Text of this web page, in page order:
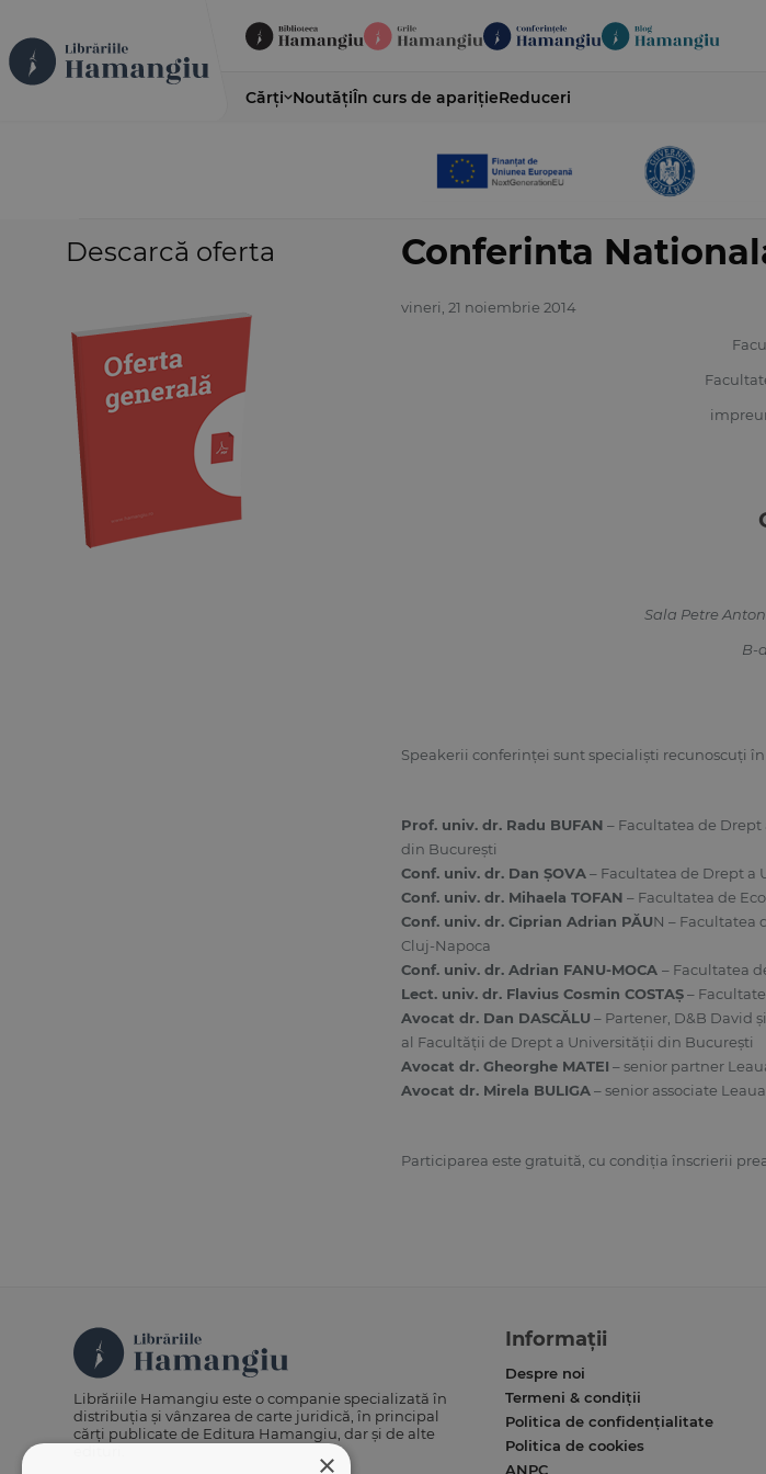
Cărți NoutățiÎn curs de aparițieReduceri
Descarcă oferta Conferinta
vineri, 21 noiembrie 2014
Sala Petre
B-
Speakerii conferinţei sunt specialişti recunoscuţi
Prof. univ. dr. Radu BUFAN – Facultatea de
din Bucureşti
Conf. univ. dr. Dan ŞOVA– Facultatea de Drept a
Conf. univ. dr. Mihaela TOFAN – Facultatea de
Conf. univ. dr. Ciprian Adrian PĂUN – Facultatea
Cluj-Napoca
Conf. univ. dr. Adrian FANU-MOCA – Facultatea
Lect. univ. dr. Flavius Cosmin COSTAŞ–
Avocat dr. Dan DASCĂLU – Partener, D&B David
al Facultăţii de Drept a Universităţii din Bucureşti
Avocat dr. Gheorghe MATEI – senior partner
Avocat dr. Mirela BULIGA– senior associate
Participarea este gratuită, cu condiţia înscrierii
×
Librăriile Hamangiu este o companie specializată în
distribuția și vânzarea de carte juridică, în principal
cărți publicate de Editura Hamangiu, dar și de alte
Informații
Despre noi
Termeni & condiții
Politica de confidențialitate
Politica de cookies
ANPC